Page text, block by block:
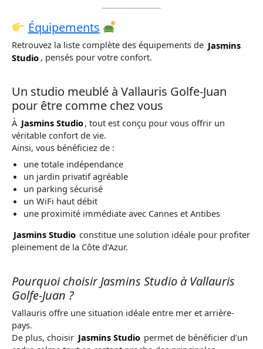
Équipements
Retrouvez la liste complète des équipements de Jasmins
Studio , pensés pour votre confort.
Un studio meublé à Vallauris Golfe-Juan
pour être comme chez vous
À Jasmins Studio, tout est conçu pour vous offrir un
véritable confort de vie.
Ainsi, vous bénéficiez de :
une totale indépendance
un jardin privatif agréable
un parking sécurisé
un WiFi haut débit
une proximité immédiate avec Cannes et Antibes
Jasmins Studio constitue une solution idéale pour profiter
pleinement de la Côte d’Azur.
Pourquoi choisir Jasmins Studio à Vallauris
Golfe-Juan ?
Vallauris offre une situation idéale entre mer et arrière-
pays.
De plus, choisir Jasmins Studio permet de bénéficier d’un